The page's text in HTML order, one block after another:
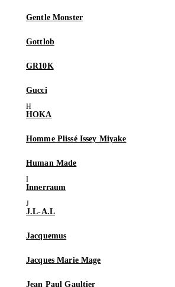
Gentle Monster
Gottlob
GR10K
Gucci
HOKA
Homme Plissé Issey Miyake
Human Made
Innerraum
J.L-A.L
Jacquemus
Jacques Marie Mage
Jean Paul Gaultier